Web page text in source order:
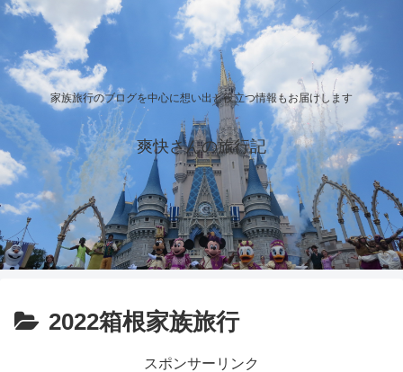
家族旅行のブログを中心に想い出と役立つ情報もお届けします
爽快さんの旅行記
2022箱根家族旅行
スポンサーリンク